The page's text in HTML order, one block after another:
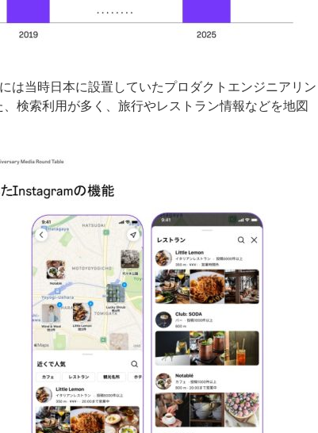
は当時日本に設置していたプロダクトエンジニアリン
検索利用が多く、旅行やレストラン情報などを地図